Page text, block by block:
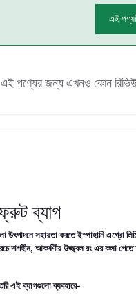
এই
এই পণ্যের জন্য এখনও কোন
ব্যাগ
উৎপাদনে সহায়তা করতে ইস্পাহানি এগ্রো
দাগহীন, আকর্ষণীয় উজ্জ্বল রং এর কলা পেতে
এই ব্যাগগুলো ব্যবহারে-